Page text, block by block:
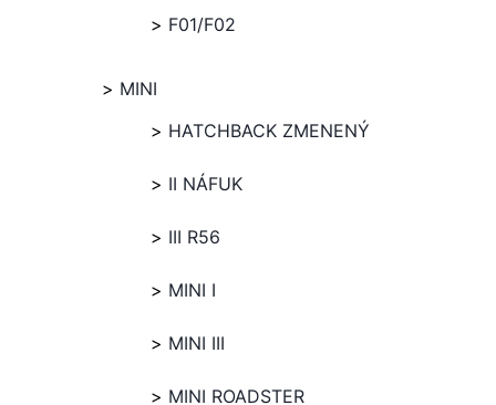
F01/F02
MINI
HATCHBACK ZMENENÝ
II NÁFUK
III R56
MINI I
MINI III
MINI ROADSTER